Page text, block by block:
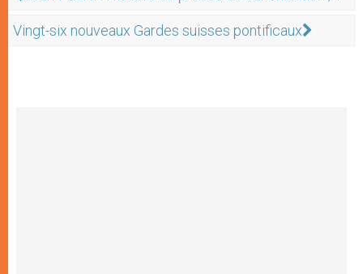
Vingt-six nouveaux Gardes suisses pontificaux